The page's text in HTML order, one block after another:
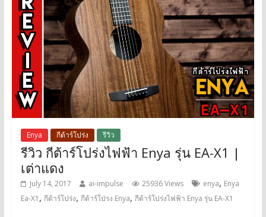
Enya กีต้าร์โปร่ง รีวิว
รีวิว กีต้าร์โปร่งไฟฟ้า Enya รุ่น EA-X1 |
เต่าแดง
July 14, 2017 ai-impulse 25936 Views enya, Enya
Ea-X1 , กีต้าร์โปร่ง, กีต้าร์โป่รง Enya, กีต้าร์โปร่งไฟฟ้า Enya รุ่น EA-X1